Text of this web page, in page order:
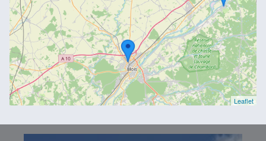
Leaflet